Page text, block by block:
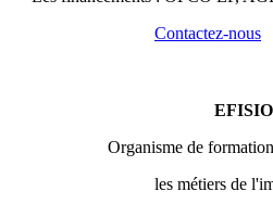
Contactez-nous
EFISIO
Organisme de
les métiers de